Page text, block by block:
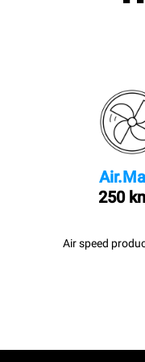
250
Air speed